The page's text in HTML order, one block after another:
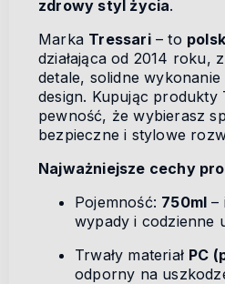
zdrowy styl życia.
Marka Tressari– to
działająca od 2014 roku,
detale, solidne
design. Kupując produkty
pewność, że wybierasz
bezpieczne i stylowe
Najważniejsze cechy
Pojemność: 750ml –
wypady i codzienne
Trwały materiał PC
odporny na